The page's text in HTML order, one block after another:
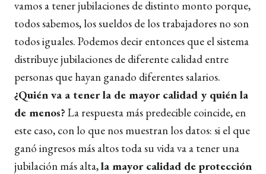
vamos a tener jubilaciones de distinto monto porque,
todos sabemos, los sueldos de los trabajadores no son
todos iguales. Podemos decir entonces que el sistema
distribuye jubilaciones de diferente calidad entre
personas que hayan ganado diferentes salarios.
¿Quién va a tener la de mayor calidad y quién la
de menos? La respuesta más predecible coincide, en
este caso, con lo que nos muestran los datos: si el que
ganó ingresos más altos toda su vida va a tener una
jubilación más alta,la mayor calidad de protección